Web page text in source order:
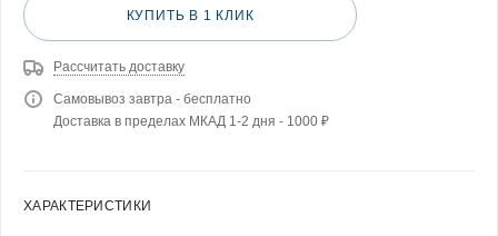
КУПИТЬ В 1 КЛИК
Рассчитать доставку
Самовывоз завтра - бесплатно
Доставка в пределах МКАД 1-2 дня - 1000 ₽
ХАРАКТЕРИСТИКИ